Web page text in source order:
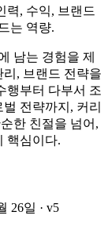
력, 수익, 브랜드
는 역량.
남는 경험을 제
, 브랜드 전략을
행부터 다부서 조
전략까지, 커리
한 친절을 넘어,
핵심이다.
26일 · v5